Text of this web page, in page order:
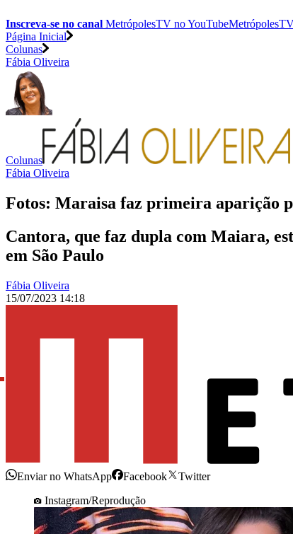
Inscreva-se no canal MetrópolesTV noYouTube
Página Inicial
Colunas
Fábia Oliveira
Colunas
Fábia Oliveira
Fotos: Maraisa faz primeira aparição
Cantora, que faz dupla com Maiara,
em São Paulo
Fábia Oliveira
15/07/2023 14:18
Enviar no WhatsApp Facebook
Twitter
Instagram/Reprodução